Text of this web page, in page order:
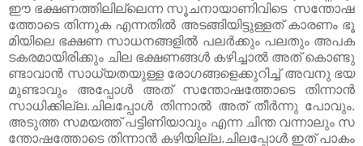
ഈ ഭക്ഷണത്തിലില്ലെന്ന സൂചനായാണിവിടെ സന്തോഷ
ത്തോടെ തിന്നുക എന്നതിൽ അടങ്ങിയിട്ടുള്ളത് കാരണം ഭൂ
മിയിലെ ഭക്ഷണ സാധനങ്ങളിൽ പലർക്കും പലതും അപക
ടകരമായിരിക്കും ചില ഭക്ഷണങ്ങൾ കഴിച്ചാൽ അത് കൊണ്ടു
ണ്ടാവാൻ സാധ്യതയുള്ള രോഗങ്ങളെക്കുറിച്ച് അവനു ഭയ
മുണ്ടാവും
അപ്പോൾ അത് സന്തോഷത്തോടെ
തിന്നാൻ
സാധിക്കില്ല. ചിലപ്പോൾ തിന്നാൽ അത് തീർന്നു പോവും.
അടുത്ത സമയത്ത് പട്ടിണിയാവും എന്ന ചിന്ത വന്നാലും സ
ന്തോഷത്തോടെ തിന്നാൻ കഴിയില്ല. ചിലപ്പോൾ ഇത് പാകം